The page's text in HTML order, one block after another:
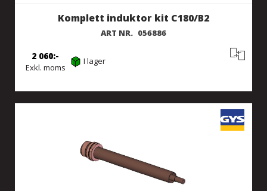
Komplett induktor kit C180/B2
ART NR. 056886
Exkl. moms
2 060 I lager